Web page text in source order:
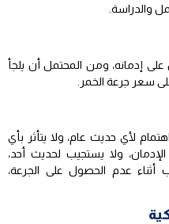
والدراسة.
إدمانه، ومن المحتمل أن يلجأ
سعر جرعة الخمر.
لأي حديث عام، ولا يتأثر بأي
ولا يستجيب لحديث أحد،
أثناء عدم الحصول على الجرعة،